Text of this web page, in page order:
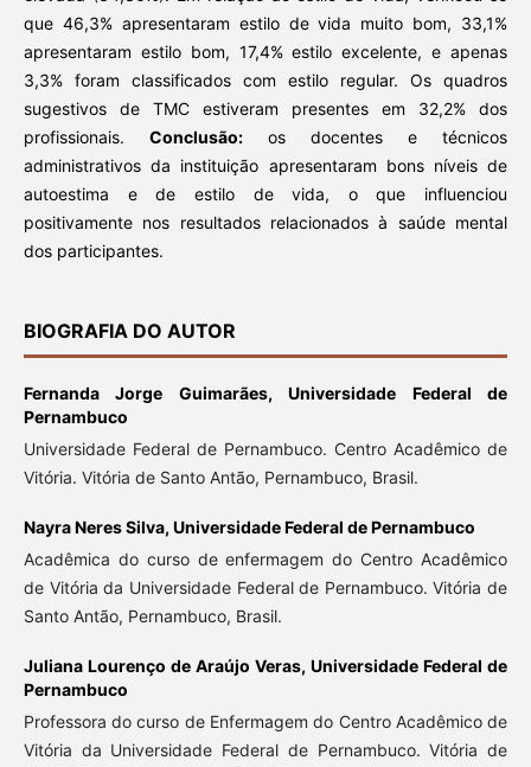
que 46,3% apresentaram estilo de vida muito bom, 33,1%
apresentaram estilo bom, 17,4% estilo excelente, e apenas
3,3% foram classificados com estilo regular. Os quadros
sugestivos de TMC estiveram presentes em 32,2% dos
profissionais. Conclusão:os docentes e técnicos
administrativos da instituição apresentaram bons níveis de
autoestima e de estilo de vida, o que influenciou
positivamente nos resultados relacionados à saúde mental
dos participantes.
BIOGRAFIA DO AUTOR
Fernanda Jorge Guimarães,Universidade Federal de
Pernambuco
Universidade Federal de Pernambuco. Centro Acadêmico de
Vitória. Vitória de Santo Antão, Pernambuco, Brasil.
Nayra Neres Silva, Universidade Federal de Pernambuco
Acadêmica do curso de enfermagem do Centro Acadêmico
de Vitória da Universidade Federal de Pernambuco. Vitória de
Santo Antão, Pernambuco, Brasil.
Juliana Lourenço de Araújo Veras,Universidade Federal de
Pernambuco
Professora do curso de Enfermagem do Centro Acadêmico de
Vitória da Universidade Federal de Pernambuco. Vitória de